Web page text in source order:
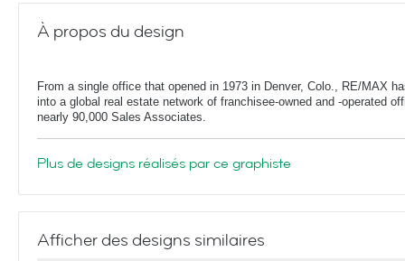
À propos du design
From a single office that opened in 1973 in Denver, Colo., RE/MAX
into a global real estate network of franchisee-owned and -operated
nearly 90,000 Sales Associates.
Plus de designs réalisés par ce graphiste
Afficher des designs similaires